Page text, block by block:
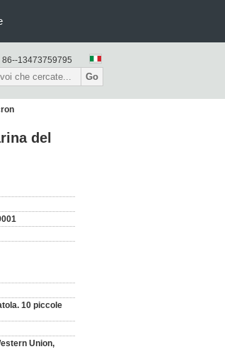
86--13473759795
Go
del
10 piccole
Union,